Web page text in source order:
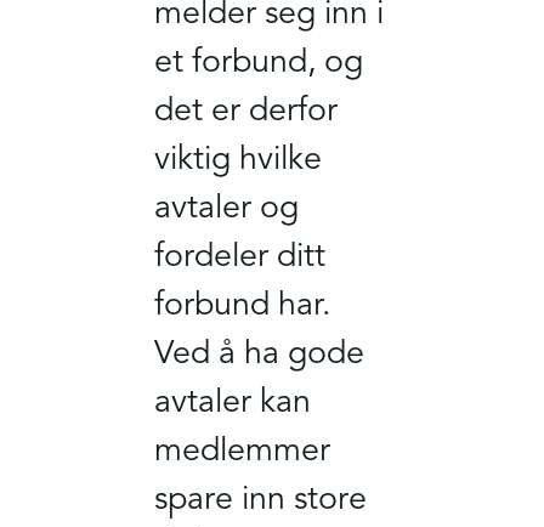
melder seg inn i
et forbund, og
det er derfor
viktig hvilke
avtaler og
fordeler ditt
forbund har.
Ved å ha gode
avtaler kan
medlemmer
spare inn store